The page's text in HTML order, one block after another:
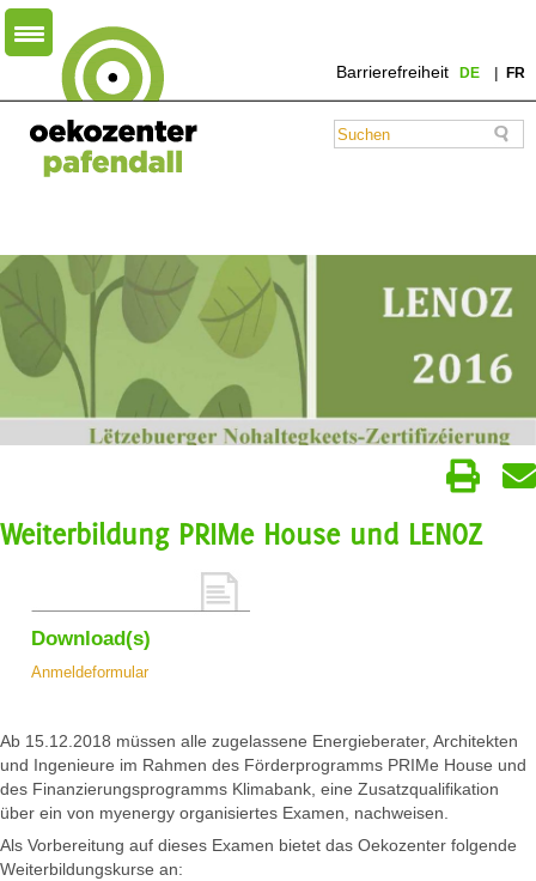
Barrierefreiheit DE FR
Weiterbildung PRIMe House und LENOZ
Download(s)
Anmeldeformular
Ab 15.12.2018 müssen alle zugelassene Energieberater, Architekten
und Ingenieure im Rahmen des Förderprogramms PRIMe House und
des Finanzierungsprogramms Klimabank, eine Zusatzqualifikation
über ein von myenergy organisiertes Examen, nachweisen.
Als Vorbereitung auf dieses Examen bietet das Oekozenter folgende
Weiterbildungskurse an: